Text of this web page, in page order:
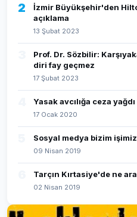
2
İzmir Büyükşehir'den
açıklama
13 Şubat 2023
Prof. Dr. Sözbilir:
diri fay geçmez
17 Şubat 2023
Yasak avcılığa ceza yağdı
17 Ocak 2020
Sosyal medya bizim
09 Nisan 2019
Tarçın Kırtasiye'de ne
02 Nisan 2019